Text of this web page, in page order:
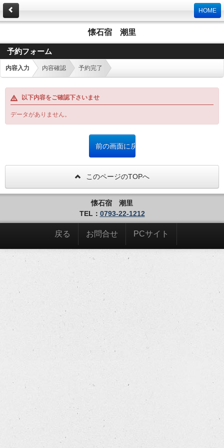
HOME
懐石宿 潮里
予約フォーム
内容入力 内容確認 予約完了
以下内容をご確認下さいませ
データがありません。
このページのTOPへ
懐石宿 潮里
TEL： 0793-22-1212
戻る お問合せ PCサイト